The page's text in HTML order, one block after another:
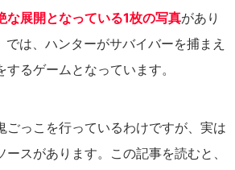
な展開となっている1枚の写真があり
は、ハンターがサバイバーを捕まえ
るゲームとなっています。
っこを行っているわけですが、実は
スがあります。この記事を読むと、